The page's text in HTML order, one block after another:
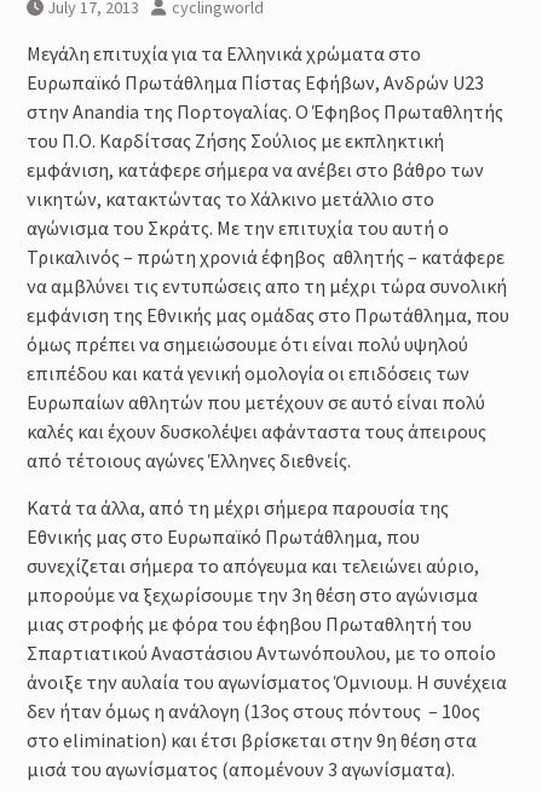
Φυσιολογικά και Πρακτικά
Ζητήματα
Προπόνηση Τριάθλου :
Περιοδικότητα
Προπόνηση Δύναμης για αθλητές
Τριάθλου
July 17, 2013 cyclingworld
Μεγάλη επιτυχία για τα Ελληνικά χρώματα στο
Ευρωπαϊκό Πρωτάθλημα Πίστας Εφήβων, Ανδρών U23
στην Anandia της Πορτογαλίας. Ο Έφηβος Πρωταθλητής
του Π.Ο. Καρδίτσας Ζήσης Σούλιος με εκπληκτική
εμφάνιση, κατάφερε σήμερα να ανέβει στο βάθρο των
νικητών, κατακτώντας το Χάλκινο μετάλλιο στο
αγώνισμα του Σκράτς. Με την επιτυχία του αυτή ο
Τρικαλινός – πρώτη χρονιά έφηβος αθλητής – κατάφερε
να αμβλύνει τις εντυπώσεις απο τη μέχρι τώρα συνολική
εμφάνιση της Εθνικής μας ομάδας στο Πρωτάθλημα, που
όμως πρέπει να σημειώσουμε ότι είναι πολύ υψηλού
επιπέδου και κατά γενική ομολογία οι επιδόσεις των
Ευρωπαίων αθλητών που μετέχουν σε αυτό είναι πολύ
καλές και έχουν δυσκολέψει αφάνταστα τους άπειρους
από τέτοιους αγώνες Έλληνες διεθνείς.
Κατά τα άλλα, από τη μέχρι σήμερα παρουσία της
Εθνικής μας στο Ευρωπαϊκό Πρωτάθλημα, που
συνεχίζεται σήμερα το απόγευμα και τελειώνει αύριο,
μπορούμε να ξεχωρίσουμε την 3η θέση στο αγώνισμα
μιας στροφής με φόρα του έφηβου Πρωταθλητή του
Σπαρτιατικού Αναστάσιου Αντωνόπουλου, με το οποίο
άνοιξε την αυλαία του αγωνίσματος Όμνιουμ. Η συνέχεια
δεν ήταν όμως η ανάλογη (13ος στους πόντους – 10ος
στο elimination) και έτσι βρίσκεται στην 9η θέση στα
μισά του αγωνίσματος (απομένουν 3 αγωνίσματα).